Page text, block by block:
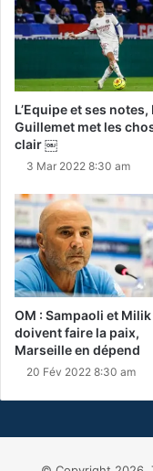
L’Equipe et ses notes,
Guillemet met les
clair ￼
3 Mar 2022 8:30 am
OM : Sampaoli et Milik
doivent faire la paix,
Marseille en dépend
20 Fév 2022 8:30 am